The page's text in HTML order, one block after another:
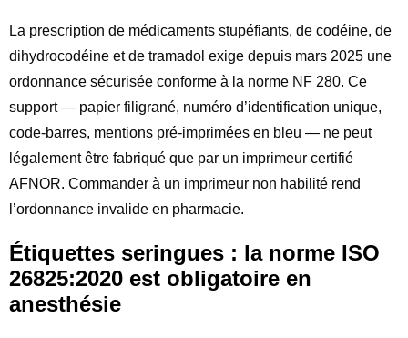
La prescription de médicaments stupéfiants, de codéine, de
dihydrocodéine et de tramadol exige depuis mars 2025 une
ordonnance sécurisée conforme à la norme NF 280. Ce
support — papier filigrané, numéro d’identification unique,
code-barres, mentions pré-imprimées en bleu — ne peut
légalement être fabriqué que par un imprimeur certifié
AFNOR. Commander à un imprimeur non habilité rend
l’ordonnance invalide en pharmacie.
Étiquettes seringues : la norme ISO
26825:2020 est obligatoire en
anesthésie